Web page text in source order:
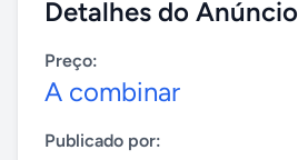
Detalhes do Anúncio
Preço:
A combinar
Publicado por: